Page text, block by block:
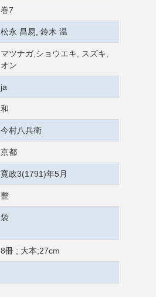
巻7
松永 昌易, 鈴木 温
マツナガ,ショウエキ, スズキ,
オン
ja
和
今村八兵衛
京都
寛政3(1791)年5月
整
袋
8冊 ; 大本;27cm